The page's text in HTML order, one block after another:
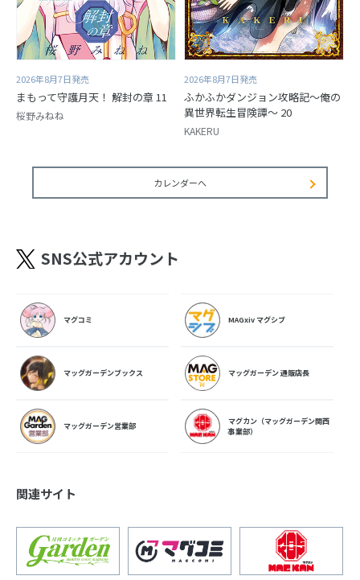
2026年8月7日発売
まもって守護月天！ 解封の章 11
桜野みねね
2026年8月7日発売
ふかふかダンジョン攻略記～俺の
異世界転生冒険譚～ 20
KAKERU
カレンダーへ
SNS公式アカウント
マグコミ MAGxiv マグシブ
マッグガーデンブックス マッグガーデン 通販店長
マッグガーデン営業部
マグカン（マッグガーデン関西
事業部）
関連サイト